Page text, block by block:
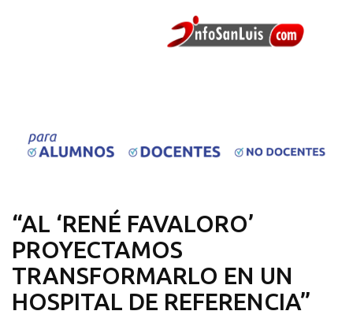
“AL ‘RENÉ FAVALORO’
PROYECTAMOS
TRANSFORMARLO EN UN
HOSPITAL DE REFERENCIA”